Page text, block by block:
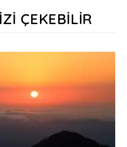
ÇEKEBILIR